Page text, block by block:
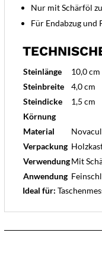
Nur mit Schärföl
Für Endabzug und
Steinlänge
10,0 cm
Steinbreite
4,0 cm
Steindicke
1,5 cm
Körnung
Material
Verpackung
VerwendungMit
Anwendung
Ideal für: